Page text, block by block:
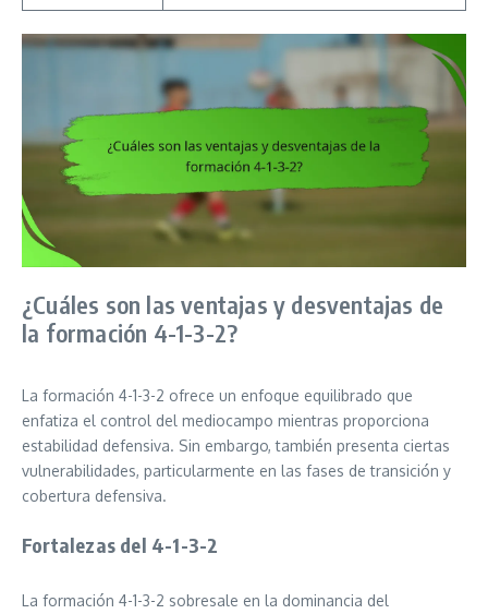
¿Cuáles son las ventajas y desventajas de
la formación 4-1-3-2?
La formación 4-1-3-2 ofrece un enfoque equilibrado que
enfatiza el control del mediocampo mientras proporciona
estabilidad defensiva. Sin embargo, también presenta ciertas
vulnerabilidades, particularmente en las fases de transición y
cobertura defensiva.
Fortalezas del 4-1-3-2
La formación 4-1-3-2 sobresale en la dominancia del